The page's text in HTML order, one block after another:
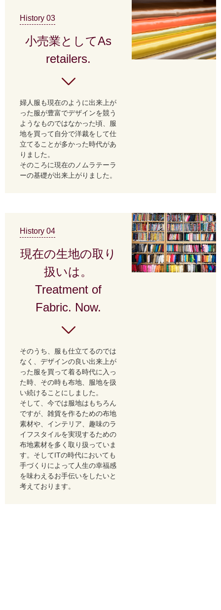
History 03
小売業としてAs
retailers.
婦人服も現在のように出来上が
った服が豊富でデザインを競う
ようなものではなかった頃、服
地を買って自分で洋裁をして仕
立てることが多かった時代があ
りました。
そのころに現在のノムラテーラ
ーの基礎が出来上がりました。
History 04
現在の生地の取り
扱いは。
Treatment of
Fabric. Now.
そのうち、服も仕立てるのでは
なく、デザインの良い出来上が
った服を買って着る時代に入っ
た時、その時も布地、服地を扱
い続けることにしました。
そして、今では服地はもちろん
ですが、雑貨を作るための布地
素材や、インテリア、趣味のラ
イフスタイルを実現するための
布地素材を多く取り扱っていま
す。そしてITの時代においても
手づくりによって人生の幸福感
を味わえるお手伝いをしたいと
考えております。